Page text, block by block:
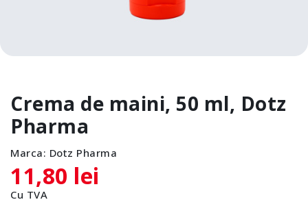
Crema de maini, 50 ml, Dotz
Pharma
Marca: Dotz Pharma
11,80 lei
Cu TVA